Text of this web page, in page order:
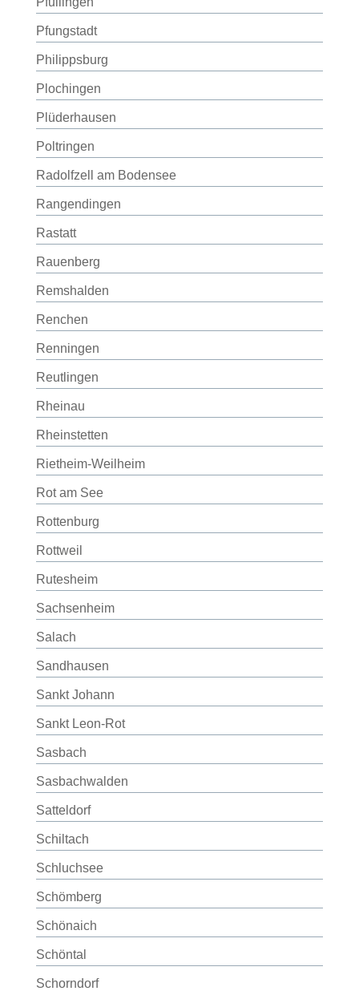
Pfungstadt
Philippsburg
Plochingen
Plüderhausen
Poltringen
Radolfzell am Bodensee
Rangendingen
Rastatt
Rauenberg
Remshalden
Renchen
Renningen
Reutlingen
Rheinau
Rheinstetten
Rietheim-Weilheim
Rot am See
Rottenburg
Rottweil
Rutesheim
Sachsenheim
Salach
Sandhausen
Sankt Johann
Sankt Leon-Rot
Sasbach
Sasbachwalden
Satteldorf
Schiltach
Schluchsee
Schömberg
Schönaich
Schöntal
Schorndorf